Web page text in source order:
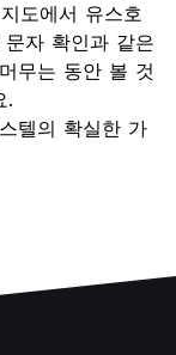
7.8
8.8
도에서 유스호
자 확인과 같은
무는 동안 볼 것
.
텔의 확실한 가